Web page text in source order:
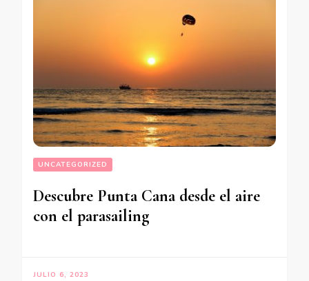
UNCATEGORIZED
Descubre Punta Cana desde el aire
con el parasailing
JULIO 6, 2023